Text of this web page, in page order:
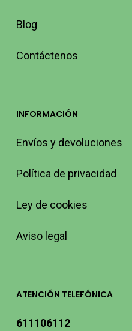
Blog
Contáctenos
INFORMACIÓN
Envíos y devoluciones
Política de privacidad
Ley de cookies
Aviso legal
ATENCIÓN TELEFÓNICA
611106112